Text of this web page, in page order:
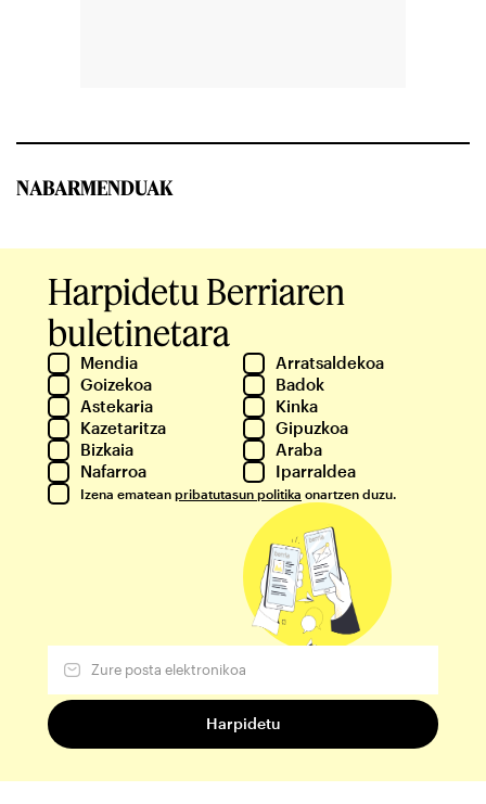
NABARMENDUAK
Harpidetu Berriaren
buletinetara
Mendia
Arratsaldekoa
Goizekoa
Badok
Astekaria
Kinka
Kazetaritza
Gipuzkoa
Bizkaia
Araba
Nafarroa
Iparraldea
Izena ematean pribatutasun politika onartzen duzu.